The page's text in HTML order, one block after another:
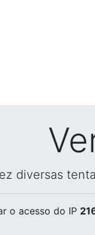
diversas
o acesso do IP